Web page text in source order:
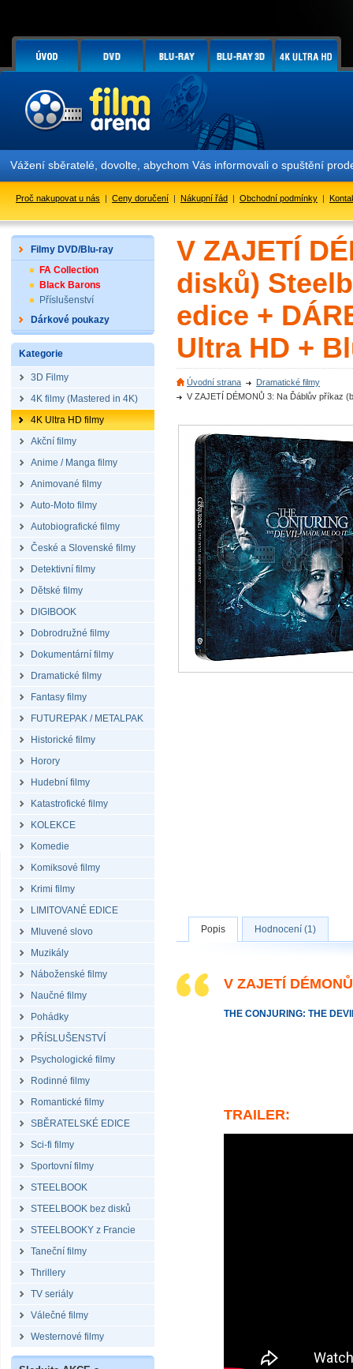
Vážení sběratelé, dovolte, abychom Vás informovali o spuštění
Proč nakupovat u nás | Ceny doručení | Nákupní řád | Obchodní podmínky |
Filmy DVD/Blu-ray
FA Collection
Black Barons
Příslušenství
Dárkové poukazy
Kategorie
3D Filmy
4K filmy (Mastered in 4K)
4K Ultra HD filmy
Akční filmy
Anime / Manga filmy
Animované filmy
Auto-Moto filmy
Autobiografické filmy
České a Slovenské filmy
Detektivní filmy
Dětské filmy
DIGIBOOK
Dobrodružné filmy
Dokumentární filmy
Dramatické filmy
Fantasy filmy
FUTUREPAK / METALPAK
Historické filmy
Horory
Hudební filmy
Katastrofické filmy
KOLEKCE
Komedie
Komiksové filmy
Krimi filmy
LIMITOVANÉ EDICE
Mluvené slovo
Muzikály
Náboženské filmy
Naučné filmy
Pohádky
PŘÍSLUŠENSTVÍ
Psychologické filmy
Rodinné filmy
Romantické filmy
SBĚRATELSKÉ EDICE
Sci-fi filmy
Sportovní filmy
STEELBOOK
STEELBOOK bez disků
STEELBOOKY z Francie
Taneční filmy
Thrillery
TV seriály
Válečné filmy
Westernové filmy
V ZAJETÍ
disků)
edice +
Ultra HD +
Úvodní strana
Dramatické filmy
V ZAJETÍ DÉMONŮ 3: Na Ďáblův příkaz
Popis Hodnocení (1)
V ZAJETÍ
THE CONJURING: THE
TRAILER: